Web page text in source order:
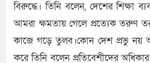
বিরুদ্ধে। তিনি বলেন, দেশের শিক্ষা
আমরা ক্ষমতায় গেলে প্রত্যেক তরুণ
কাজে গড়ে তুলব।কোন দেশ প্রভু নয়
করে তিনি বলেন প্রতিবেশীদের